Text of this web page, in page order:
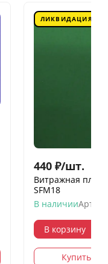
ЛИКВИДАЦИЯ
440 ₽/шт.
Витражная
SFM18
В наличии
В корзину
Купить в